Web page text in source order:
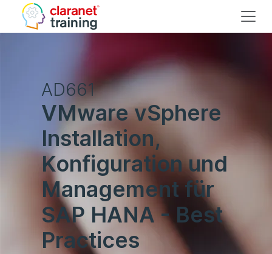
AD661
VMware vSphere
Installation,
Konfiguration und
Management für
SAP HANA - Best
Practices